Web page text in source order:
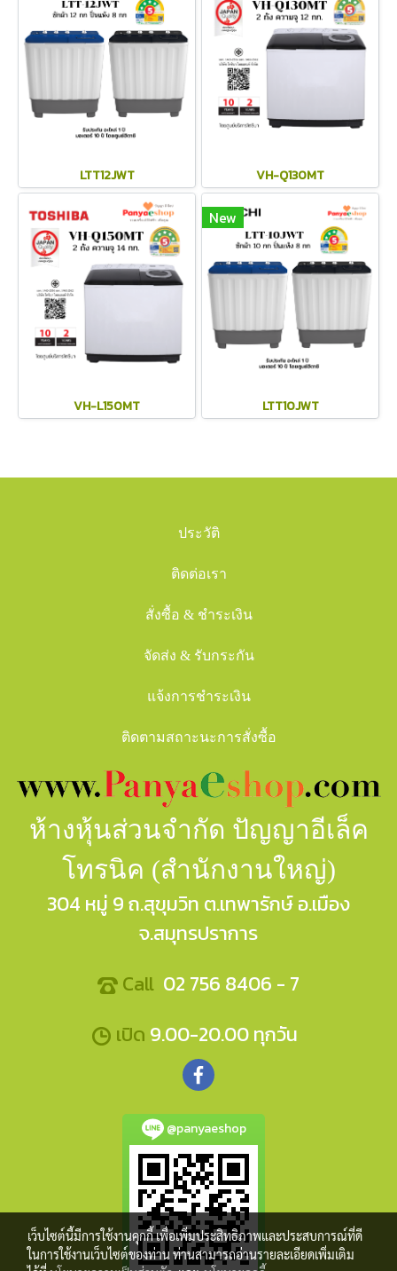
LTT12JWT VH-Q130MT
VH-L150MT
New
LTT10JWT
ประวัติ
ติดต่อเรา
สั่งซื้อ & ชำระเงิน
จัดส่ง & รับกระกัน
แจ้งการชำระเงิน
ติดตามสถาะนะการสั่งซื้อ
ห้างหุ้นส่วนจำกัด ปัญญาอีเล็ค
โทรนิค (สำนักงานใหญ่)
304 หมู่ 9 ถ.สุขุมวิท ต.เทพารักษ์ อ.เมือง
จ.สมุทรปราการ
Call 02 756 8406 - 7
เปิด 9.00-20.00 ทุกวัน
@panyaeshop
เว็บไซต์นี้มีการใช้งานคุกกี้ เพื่อเพิ่มประสิทธิภาพและประสบการณ์ที่ดี
ในการใช้งานเว็บไซต์ของท่าน ท่านสามารถอ่านรายละเอียดเพิ่มเติม